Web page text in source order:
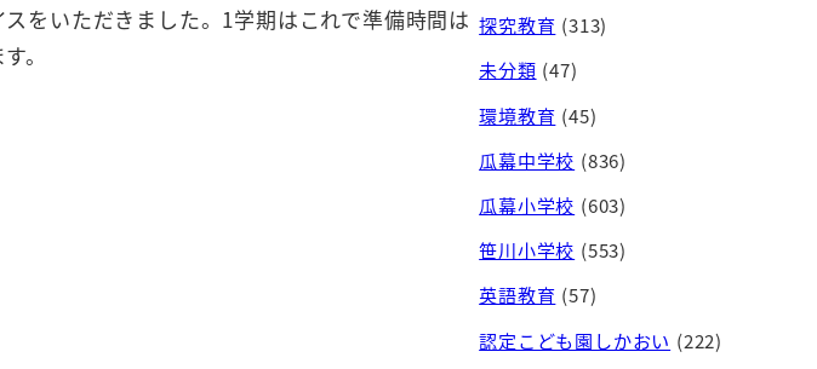
をいただきました。1学期はこれで準備時間は
。
探究教育 (313)
未分類 (47)
環境教育 (45)
瓜幕中学校 (836)
瓜幕小学校 (603)
笹川小学校 (553)
英語教育 (57)
認定こども園しかおい (222)